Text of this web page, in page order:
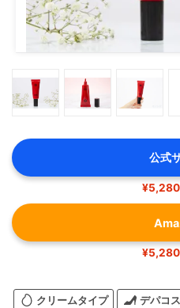
公式
クリームタイプ デパコス